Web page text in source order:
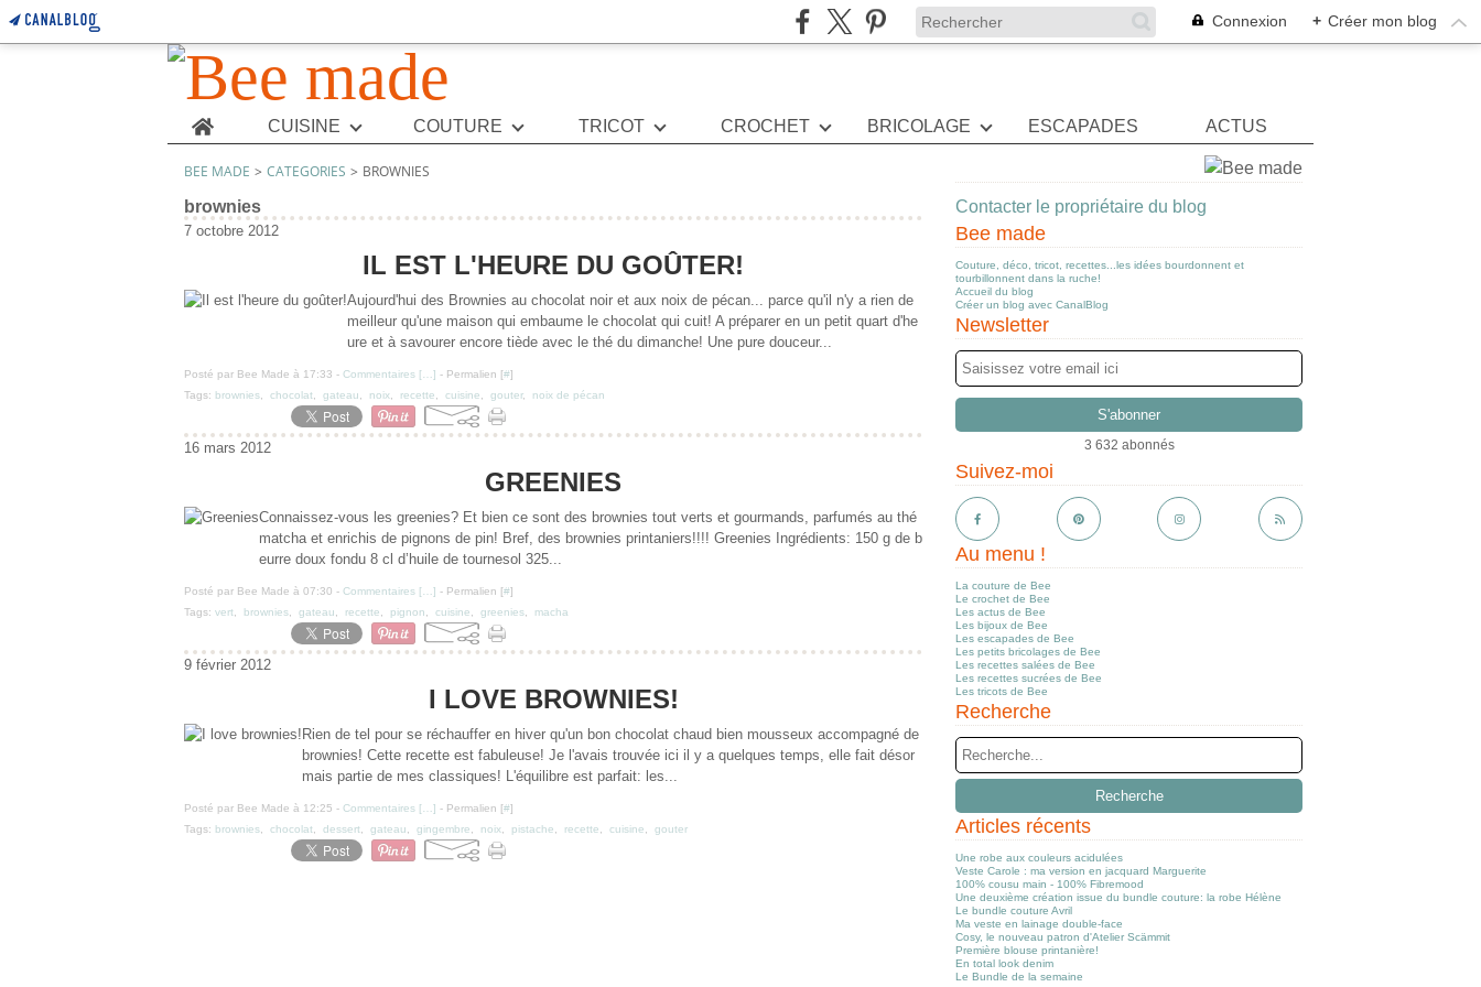
Connexion + Créer mon blog
Home CUISINE COUTURE TRICOT CROCHET BRICOLAGE ESCAPADES ACTUS
BEE MADE > CATEGORIES > BROWNIES
brownies
7 octobre 2012
IL EST L'HEURE DU GOÛTER!
Aujourd'hui des Brownies au chocolat noir et aux noix de pécan... parce qu'il n'y a rien de
meilleur qu'une maison qui embaume le chocolat qui cuit! A préparer en un petit quart d'he
ure et à savourer encore tiède avec le thé du dimanche! Une pure douceur...
Posté par Bee Made à 17:33 - Commentaires [ ] - Permalien [#]
Tags: brownies chocolat gateau noix recette cuisine gouter, noix de pécan
16 mars 2012
GREENIES
Connaissez-vous les greenies? Et bien ce sont des brownies tout verts et gourmands, parfumés au thé
matcha et enrichis de pignons de pin! Bref, des brownies printaniers!!!! Greenies Ingrédients: 150 g de b
eurre doux fondu 8 cl d’huile de tournesol 325...
Posté par Bee Made à 07:30 - Commentaires [ ] - Permalien [#]
Tags: vert brownies gateau recette pignon cuisine greenies macha
9 février 2012
I LOVE BROWNIES!
Rien de tel pour se réchauffer en hiver qu'un bon chocolat chaud bien mousseux accompagné de
brownies! Cette recette est fabuleuse! Je l'avais trouvée ici il y a quelques temps, elle fait désor
mais partie de mes classiques! L'équilibre est parfait: les...
Posté par Bee Made à 12:25 - Commentaires [ ] - Permalien [#]
Tags: brownies chocolat dessert gateau gingembre noix pistache recette cuisine gouter
Contacter le propriétaire du blog
Bee made
Couture, déco, tricot, recettes...les idées bourdonnent et
tourbillonnent dans la ruche!
Accueil du blog
Créer un blog avec CanalBlog
Newsletter
3 632 abonnés
Suivez-moi
Au menu !
La couture de Bee
Le crochet de Bee
Les actus de Bee
Les bijoux de Bee
Les escapades de Bee
Les petits bricolages de Bee
Les recettes salées de Bee
Les recettes sucrées de Bee
Les tricots de Bee
Recherche
Articles récents
Une robe aux couleurs acidulées
Veste Carole : ma version en jacquard Marguerite
100% cousu main - 100% Fibremood
Une deuxième création issue du bundle couture: la robe Hélène
Le bundle couture Avril
Ma veste en lainage double-face
Cosy, le nouveau patron d'Atelier Scämmit
Première blouse printanière!
En total look denim
Le Bundle de la semaine